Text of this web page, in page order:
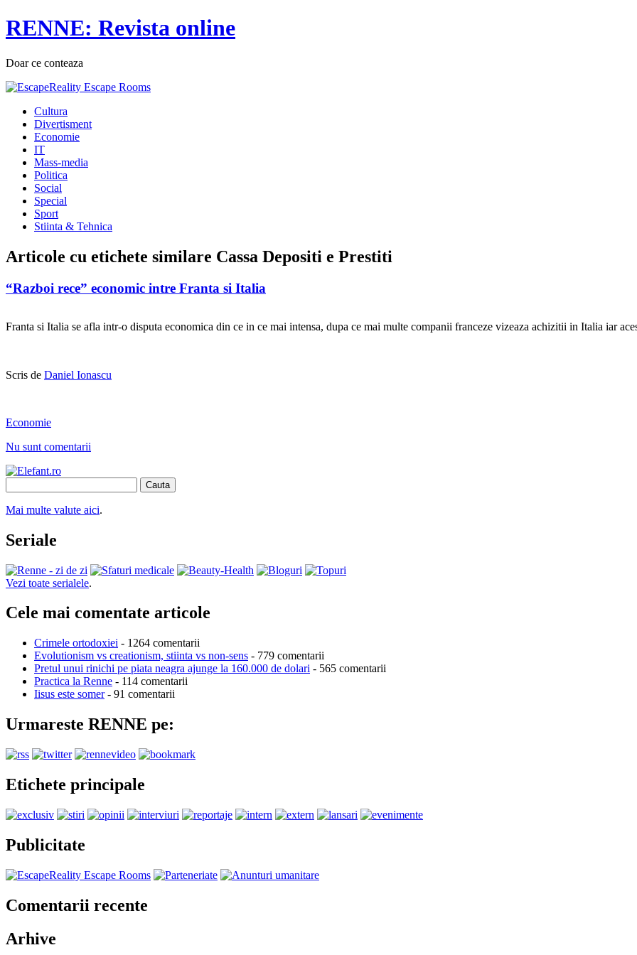
RENNE: Revista online
Doar ce conteaza
Cultura
Divertisment
Economie
IT
Mass-media
Politica
Social
Special
Sport
Stiinta & Tehnica
Articole cu etichete similare Cassa Depositi e Prestiti
“Razboi rece” economic intre Franta si Italia
Franta si Italia se afla intr-o disputa economica din ce in ce mai intensa, dupa ce mai multe companii franceze vizeaza achizitii in Italia iar
Scris de Daniel Ionascu
Economie
Nu sunt comentarii
Cauta
Mai multe valute aici.
Seriale
Vezi toate serialele.
Cele mai comentate articole
Crimele ortodoxiei - 1264 comentarii
Evolutionism vs creationism, stiinta vs non-sens - 779 comentarii
Pretul unui rinichi pe piata neagra ajunge la 160.000 de dolari - 565 comentarii
Practica la Renne - 114 comentarii
Iisus este somer- 91 comentarii
Urmareste RENNE pe:
Etichete principale
Publicitate
Comentarii recente
Arhive